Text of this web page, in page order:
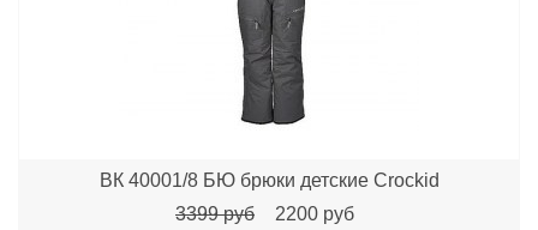
ВК 40001/8 БЮ брюки детские Сrockid
3399 руб
2200 руб